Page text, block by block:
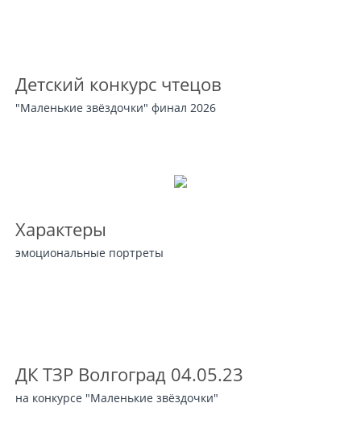
Детский конкурс чтецов
"Маленькие звёздочки" финал 2026
Характеры
эмоциональные портреты
ДК ТЗР Волгоград 04.05.23
на конкурсе "Маленькие звёздочки"